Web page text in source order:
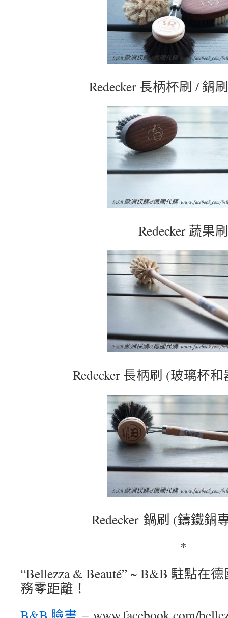
Redecker 長柄杯刷 / 鍋
Redecker 蔬果刷
Redecker 長柄刷 (玻璃杯
Redecker 鍋刷 (鑄鐵鍋
*
“Bellezza & Beauté” ~ B&B 駐點在
務零距離！